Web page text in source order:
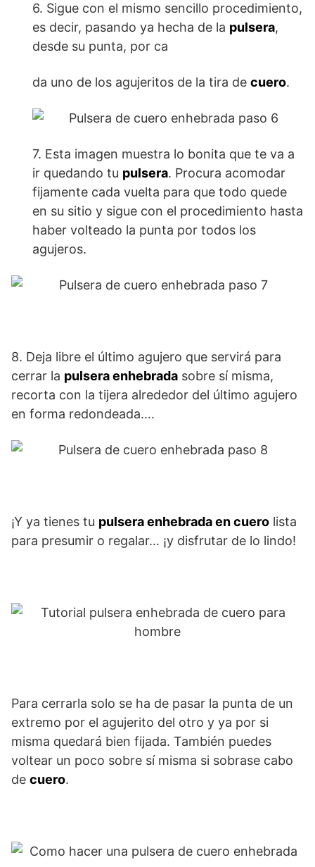
6. Sigue con el mismo sencillo procedimiento,
es decir, pasando ya hecha de la pulsera,
desde su punta, por ca
da uno de los agujeritos de la tira de cuero.
7. Esta imagen muestra lo bonita que te va a
ir quedando tu pulsera. Procura acomodar
fijamente cada vuelta para que todo quede
en su sitio y sigue con el procedimiento hasta
haber volteado la punta por todos los
agujeros.
8. Deja libre el último agujero que servirá para
cerrar la pulsera enhebrada sobre sí misma,
recorta con la tijera alrededor del último agujero
en forma redondeada….
¡Y ya tienes tu pulsera enhebrada en cuero lista
para presumir o regalar… ¡y disfrutar de lo lindo!
Para cerrarla solo se ha de pasar la punta de un
extremo por el agujerito del otro y ya por si
misma quedará bien fijada. También puedes
voltear un poco sobre sí misma si sobrase cabo
de cuero.